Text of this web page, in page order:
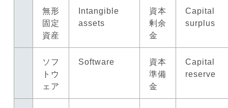
無形
固定
資産
Intangible
assets
資本
剰余
金
Capital
surplus
ソフ
トウ
ェア
Software
資本
準備
金
Capital
reserve